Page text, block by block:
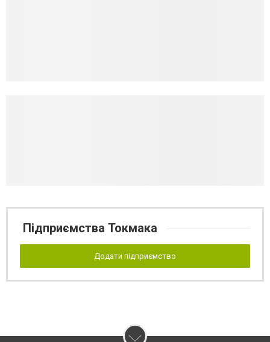
Підприємства Токмака
Додати підприємство